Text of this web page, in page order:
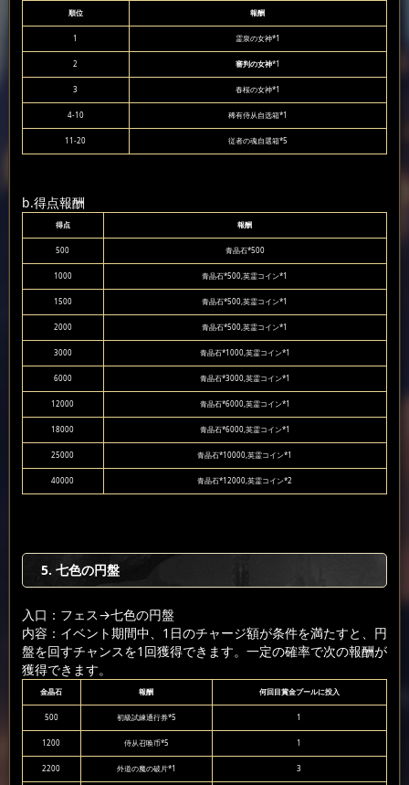
順位 報酬
1 霊泉の女神*1
2 審判の女神*1
3 春桜の女神*1
4-10 稀有侍从自选箱*1
11-20 従者の魂自選箱*5
b.得点報酬
得点 報酬
500 青晶石*500
1000 青晶石*500,英霊コイン*1
1500 青晶石*500,英霊コイン*1
2000 青晶石*500,英霊コイン*1
3000 青晶石*1000,英霊コイン*1
6000 青晶石*3000,英霊コイン*1
12000 青晶石*6000,英霊コイン*1
18000 青晶石*6000,英霊コイン*1
25000 青晶石*10000,英霊コイン*1
40000 青晶石*12000,英霊コイン*2
5. 七色の円盤
入口：フェス→七色の円盤
内容：イベント期間中、1日のチャージ額が条件を満たすと、円
盤を回すチャンスを1回獲得できます。一定の確率で次の報酬が
獲得できます。
金晶石 報酬 何回目賞金プールに投入
500 初級試練通行券*5 1
1200 侍从召唤币*5 1
2200 外道の魔の破片*1 3